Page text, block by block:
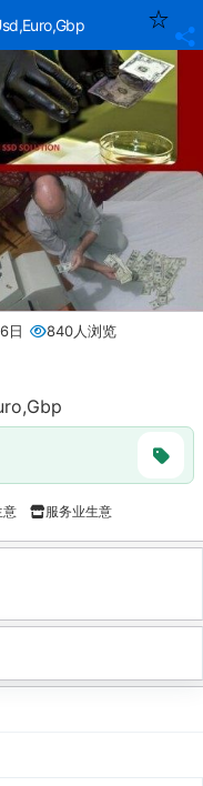
日 840人浏览
意 服务业生意